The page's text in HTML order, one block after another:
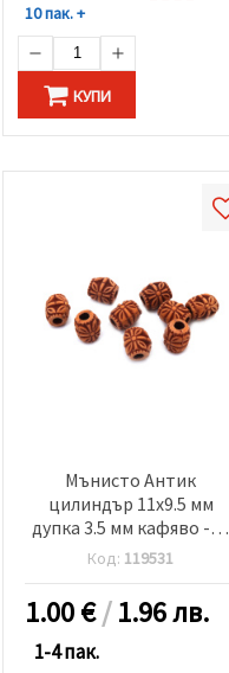
10 пак. +
КУПИ
Мънисто Антик
цилиндър 11x9.5 мм
дупка 3.5 мм кафяво -50
грама ~80 броя
Код: 119531
1.00€/1.96 лв.
1-4 пак.